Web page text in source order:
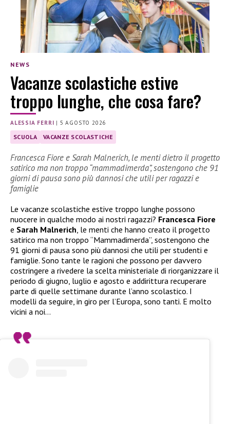
NEWS
Vacanze scolastiche estive
troppo lunghe, che cosa fare?
ALESSIA FERRI | 5 AGOSTO 2026
SCUOLA VACANZE SCOLASTICHE
Francesca Fiore e Sarah Malnerich, le menti dietro il progetto
satirico ma non troppo “mammadimerda”, sostengono che 91
giorni di pausa sono più dannosi che utili per ragazzi e
famiglie
Le vacanze scolastiche estive troppo lunghe possono
nuocere in qualche modo ai nostri ragazzi? Francesca Fiore
e Sarah Malnerich , le menti che hanno creato il progetto
satirico ma non troppo “Mammadimerda”, sostengono che
91 giorni di pausa sono più dannosi che utili per studenti e
famiglie. Sono tante le ragioni che possono per davvero
costringere a rivedere la scelta ministeriale di riorganizzare il
periodo di giugno, luglio e agosto e addirittura recuperare
parte di quelle settimane durante l’anno scolastico. I
modelli da seguire, in giro per l’Europa, sono tanti. E molto
vicini a noi…